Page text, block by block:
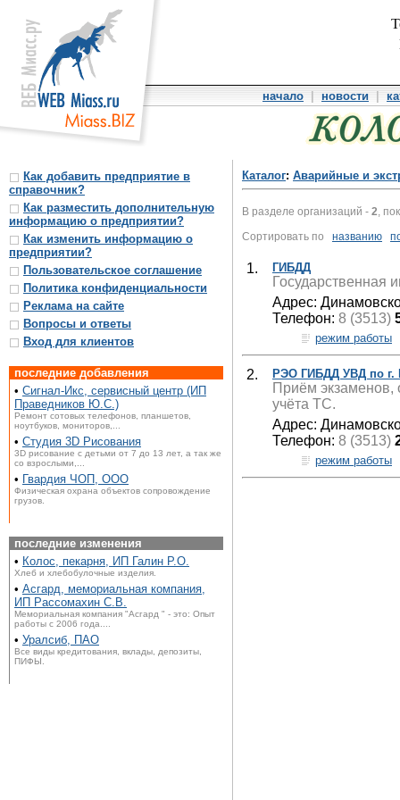
начало новости
Как добавить предприятие в
справочник?
Как разместить дополнительную
информацию о предприятии?
Как изменить информацию о
предприятии?
Пользовательское соглашение
Политика конфиденциальности
Реклама на сайте
Вопросы и ответы
Вход для клиентов
последние добавления
• Сигнал-Икс, сервисный центр (ИП
Праведников Ю.С.)
Ремонт сотовых телефонов, планшетов,
ноутбуков, мониторов,...
• Студия 3D Рисования
3D рисование с детьми от 7 до 13 лет, а так же
со взрослыми,...
• Гвардия ЧОП, ООО
Физическая охрана объектов сопровождение
грузов.
последние изменения
• Колос, пекарня, ИП Галин Р.О.
Хлеб и хлебобулочные изделия.
• Асгард, мемориальная компания,
ИП Рассомахин С.В.
Мемориальная компания "Асгард " - это: Опыт
работы с 2006 года....
• Уралсиб, ПАО
Все виды кредитования, вклады, депозиты,
ПИФЫ.
Каталог: Аварийные и
В разделе организаций - 2 ,
Сортировать по названию
1. ГИБДД
Государственная
Адрес:
Телефон: 8 (3513)
режим работы
2. РЭО ГИБДД УВД по г.
Приём экзаменов,
учёта ТС.
Адрес:
Телефон: 8 (3513)
режим работы